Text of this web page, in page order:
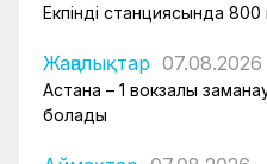
Екпінді станциясында
Жаңалықтар 07.08.2026
Астана – 1 вокзалы
болады